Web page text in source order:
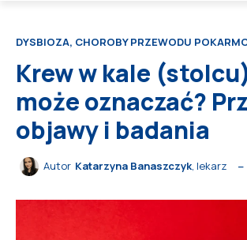
DYSBIOZA, CHOROBY PRZEWODU
Krew w kale
może oznaczać?
objawy i badania
Autor Katarzyna Banaszczyk, lekarz